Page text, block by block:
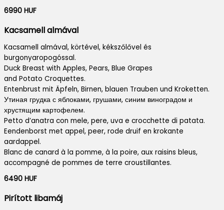
6990 HUF
Kacsamell almával
Kacsamell almával, körtével, kékszőlővel és
burgonyaropogóssal.
Duck Breast with Apples, Pears, Blue Grapes
and Potato Croquettes.
Entenbrust mit Äpfeln, Birnen, blauen Trauben und Kroketten.
Утиная грудка с яблоками, грушами, синим виноградом и
хрустящим картофелем.
Petto d’anatra con mele, pere, uva e crocchette di patata.
Eendenborst met appel, peer, rode druif en krokante
aardappel.
Blanc de canard à la pomme, à la poire, aux raisins bleus,
accompagné de pommes de terre croustillantes.
6490 HUF
Pirított libamáj